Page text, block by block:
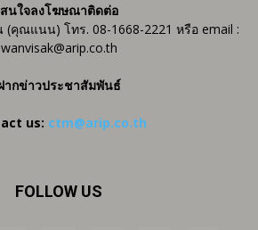
สนใจลงโฆษณาติดต่อ
คุณแนน) โทร. 08-1668-2221 หรือ email :
wanvisak@arip.co.th
ากข่าวประชาสัมพันธ์
us: ctm@arip.co.th
FOLLOW US